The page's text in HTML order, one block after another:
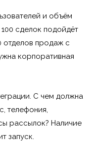
и объём
сделок подойдёт
отделов продаж с
корпоративная
С чем должна
телефония,
рассылок? Наличие
запуск.